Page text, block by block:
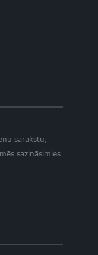
sarakstu,
sazināsimies